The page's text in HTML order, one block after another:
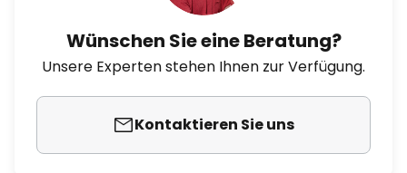
Wünschen Sie eine Beratung?
Unsere Experten stehen Ihnen zur Verfügung.
Kontaktieren Sie uns